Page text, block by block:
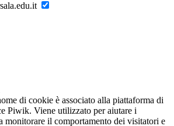
di cookie è associato alla piattaforma di
Piwik. Viene utilizzato per aiutare i
monitorare il comportamento dei visitatori e